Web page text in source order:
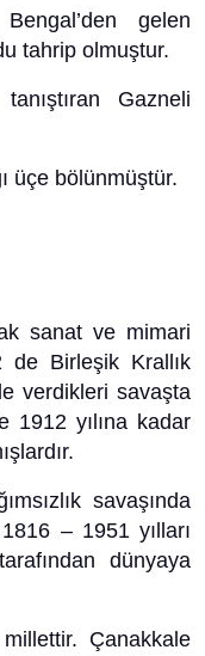
gelen
tahrip olmuştur.
Gazneli
üçe bölünmüştür.
sanat ve mimari
de Birleşik Krallık
verdikleri savaşta
1912 yılına kadar
savaşında
– 1951 yılları
dünyaya
Çanakkale